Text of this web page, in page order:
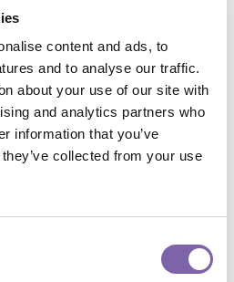
content and ads, to
and to analyse our traffic.
about your use of our site with
and analytics partners who
information that you’ve
collected from your use
Tovaglieri Riccardo
pianificazione e sviluppo